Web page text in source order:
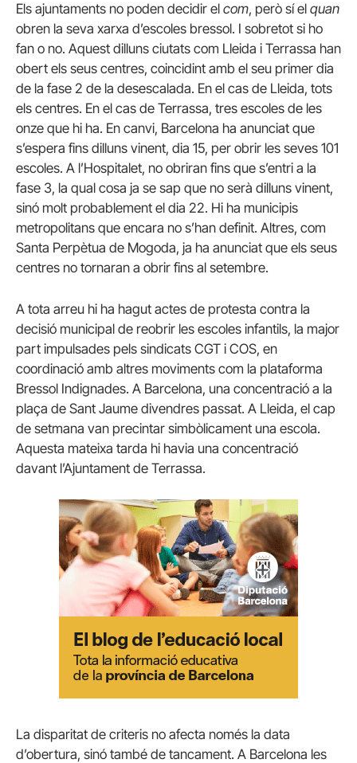
Els ajuntaments no poden decidir el com, però sí el quan
obren la seva xarxa d’escoles bressol. I sobretot si ho
fan o no. Aquest dilluns ciutats com Lleida i Terrassa han
obert els seus centres, coincidint amb el seu primer dia
de la fase 2 de la desescalada. En el cas de Lleida, tots
els centres. En el cas de Terrassa, tres escoles de les
onze que hi ha. En canvi, Barcelona ha anunciat que
s’espera fins dilluns vinent, dia 15, per obrir les seves 101
escoles. A l’Hospitalet, no obriran fins que s’entri a la
fase 3, la qual cosa ja se sap que no serà dilluns vinent,
sinó molt probablement el dia 22. Hi ha municipis
metropolitans que encara no s’han definit. Altres, com
Santa Perpètua de Mogoda, ja ha anunciat que els seus
centres no tornaran a obrir fins al setembre.
A tota arreu hi ha hagut actes de protesta contra la
decisió municipal de reobrir les escoles infantils, la major
part impulsades pels sindicats CGT i COS, en
coordinació amb altres moviments com la plataforma
Bressol Indignades. A Barcelona, una concentració a la
plaça de Sant Jaume divendres passat. A Lleida, el cap
de setmana van precintar simbòlicament una escola.
Aquesta mateixa tarda hi havia una concentració
davant l’Ajuntament de Terrassa.
La disparitat de criteris no afecta només la data
d’obertura, sinó també de tancament. A Barcelona les